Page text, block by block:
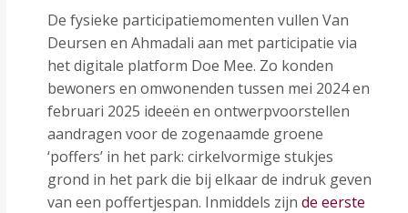
De fysieke participatiemomenten vullen Van
Deursen en Ahmadali aan met participatie via
het digitale platform Doe Mee. Zo konden
bewoners en omwonenden tussen mei 2024 en
februari 2025 ideeën en ontwerpvoorstellen
aandragen voor de zogenaamde groene
‘poffers’ in het park: cirkelvormige stukjes
grond in het park die bij elkaar de indruk geven
van een poffertjespan. Inmiddels zijnde eerste